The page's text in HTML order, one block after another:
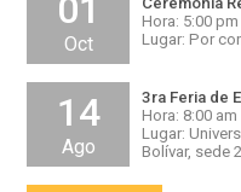
01
Oct
Hora: 5:00 pm
Lugar: Por
14
Ago
3ra Feria de
Hora: 8:00 am
Lugar:
Bolívar, sede 2.